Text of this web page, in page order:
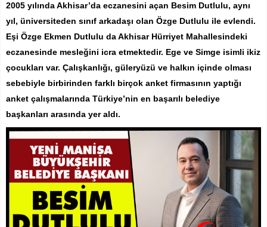
2005 yılında Akhisar’da eczanesini açan Besim Dutlulu, aynı
yıl, üniversiteden sınıf arkadaşı olan Özge Dutlulu ile evlendi.
Eşi Özge Ekmen Dutlulu da Akhisar Hürriyet Mahallesindeki
eczanesinde mesleğini icra etmektedir. Ege ve Simge isimli ikiz
çocukları var. Çalışkanlığı, güleryüzü ve halkın içinde olması
sebebiyle birbirinden farklı birçok anket firmasının yaptığı
anket çalışmalarında Türkiye’nin en başarılı belediye
başkanları arasında yer aldı.